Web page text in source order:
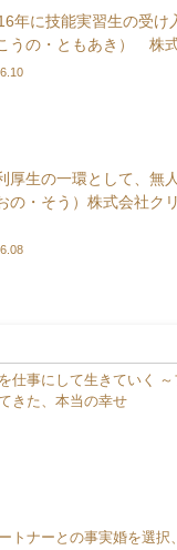
年に技能実習生の受
うの・ともあき） 株
厚生の一環として、無
の・そう）株式会社ク
仕事にして生きていく
きた、本当の幸せ
ートナーとの事実婚を選択